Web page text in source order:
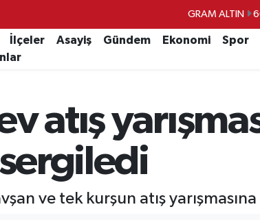
BİST100
BITCOIN
STERLİN
GRAM ALTIN
İlçeler Asayiş Gündem Ekonomi Spor
atış
ve tek kurşun atış